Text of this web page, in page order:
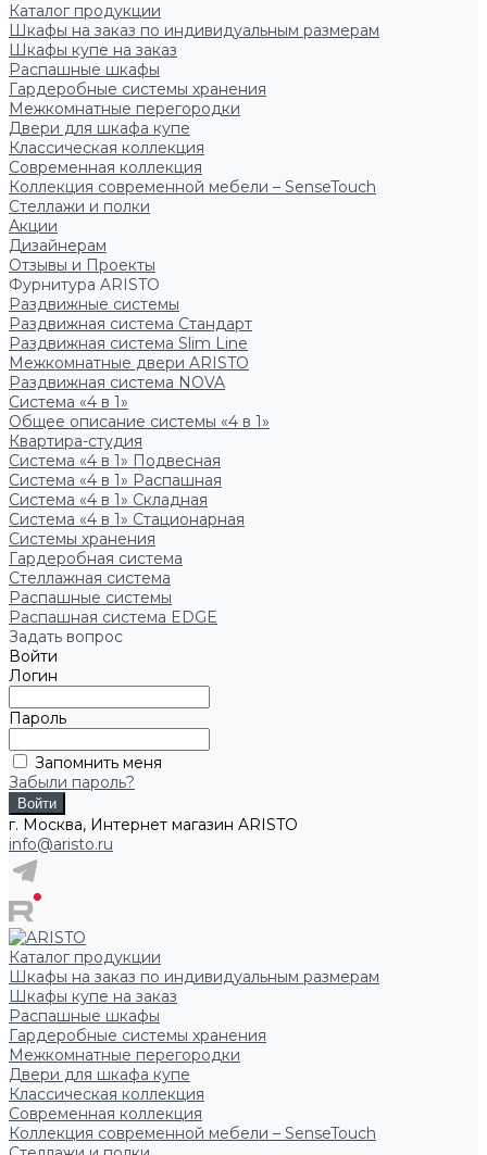
Каталог продукции
Шкафы на заказ по индивидуальным размерам
Шкафы купе на заказ
Распашные шкафы
Гардеробные системы хранения
Межкомнатные перегородки
Двери для шкафа купе
Классическая коллекция
Современная коллекция
Коллекция современной мебели – SenseTouch
Стеллажи и полки
Акции
Дизайнерам
Отзывы и Проекты
Фурнитура ARISTO
Раздвижные системы
Раздвижная система Стандарт
Раздвижная система Slim Line
Межкомнатные двери ARISTO
Раздвижная система NOVA
Система «4 в 1»
Общее описание системы «4 в 1»
Квартира-студия
Система «4 в 1» Подвесная
Система «4 в 1» Распашная
Система «4 в 1» Складная
Система «4 в 1» Стационарная
Системы хранения
Гардеробная система
Стеллажная система
Распашные системы
Распашная система EDGE
Задать вопрос
Войти
Логин
Пароль
Запомнить меня
Забыли пароль?
г. Москва, Интернет магазин ARISTO
info@aristo.ru
Каталог продукции
Шкафы на заказ по индивидуальным размерам
Шкафы купе на заказ
Распашные шкафы
Гардеробные системы хранения
Межкомнатные перегородки
Двери для шкафа купе
Классическая коллекция
Современная коллекция
Коллекция современной мебели – SenseTouch